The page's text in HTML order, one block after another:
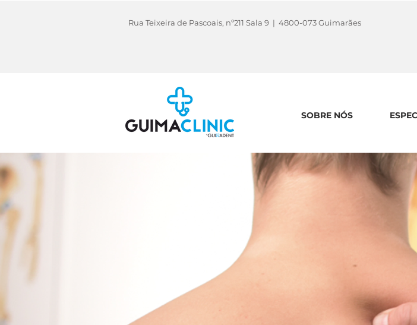
Rua Teixeira de Pascoais, nº211 Sala 9 | 4800-073 Guimarães
SOBRE NÓS